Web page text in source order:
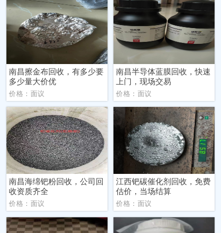
南昌擦金布回收，有多少要
多少量大价优
价格：面议
南昌半导体蓝膜回收，快速
上门，现场交易
价格：面议
南昌海绵钯粉回收，公司回
收资质齐全
价格：面议
江西钯碳催化剂回收，免费
估价，当场结算
价格：面议